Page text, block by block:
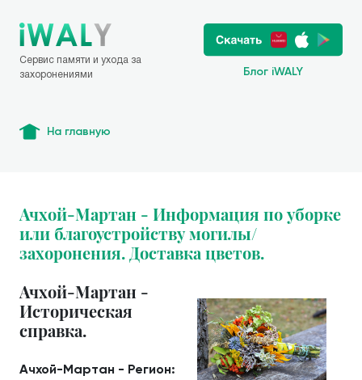
Сервис памяти и ухода за
захоронениями
Блог iWALY
На главную
Ачхой-Мартан - Информация по уборке
или благоустройству могилы/
захоронения. Доставка цветов.
Ачхой-Мартан -
Историческая
справка.
Ачхой-Мартан - Регион: